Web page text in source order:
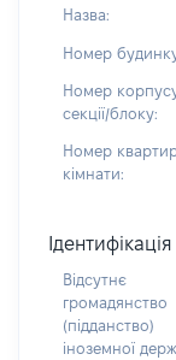
Назва:
Номер
Номер
секції/блоку:
Номер
кімнати:
Відсутнє
громадянство
(підданство)
іноземної